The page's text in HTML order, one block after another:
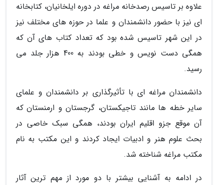
علاوه بر تاسیس رصدخانه مراغه در دوره ایلخانیان، کتابخانه
ای نیز با حضور دانشمندان و علما در حوزه های مختلف نیز
در این شهر تاسیس شده بود که تعداد کتاب های آن که
همگی دست نویس و خطی بودند به 400 هزار جلد می
رسید.
دانشمندان مراغه ای با تأثیرگذاری بر دانشمندان و علمای
سایر خطه ها مانند تاجیکستان، گرجستان و ارمنستان که
آن موقع جزو اقلیم ایران بودند، همگی سبک خاصی در
بحث علوم هنر و ادبیات ایجاد کردند و این مکتب به نام
مکتب مراغه شناخته شد.
در ادامه به آشنایی بیشتر با دو مورد از مهم ترین آثار